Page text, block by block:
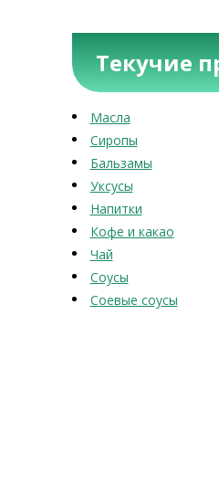
Текучие
Масла
Сиропы
Бальзамы
Уксусы
Напитки
Кофе и какао
Чай
Соусы
Соевые соусы